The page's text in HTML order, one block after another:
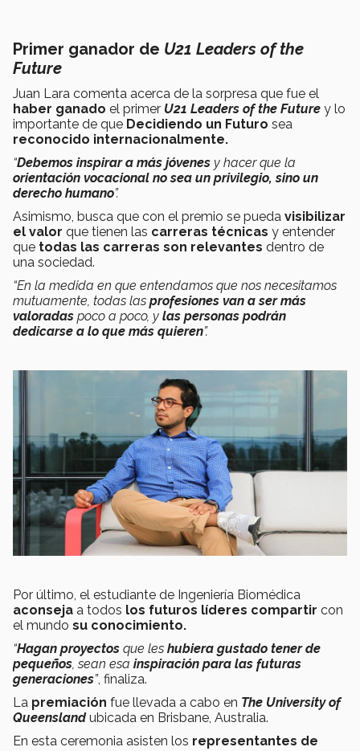
Primer ganador de U21 Leaders of the
Future
Juan Lara comenta acerca de la sorpresa que fue el
haber ganado el primer U21 Leaders of the Future y lo
importante de que Decidiendo un Futuro sea
reconocido internacionalmente.
“Debemos inspirar a más jóvenes y hacer que la
orientación vocacional no sea un privilegio, sino un
derecho humano”.
Asimismo, busca que con el premio se pueda visibilizar
el valor que tienen las carreras técnicas y entender
que todas las carreras son relevantes dentro de
una sociedad.
“En la medida en que entendamos que nos necesitamos
mutuamente, todas las profesiones van a ser más
valoradas poco a poco, y las personas podrán
dedicarse a lo que más quieren”.
Por último, el estudiante de Ingeniería Biomédica
aconseja a todos los futuros líderes compartir con
el mundo su conocimiento.
“Hagan proyectos que les hubiera gustado tener de
pequeños, sean esa inspiración para las futuras
generaciones”, finaliza.
La premiación fue llevada a cabo en The University of
Queenslandubicada en Brisbane, Australia.
En esta ceremonia asisten los representantes de